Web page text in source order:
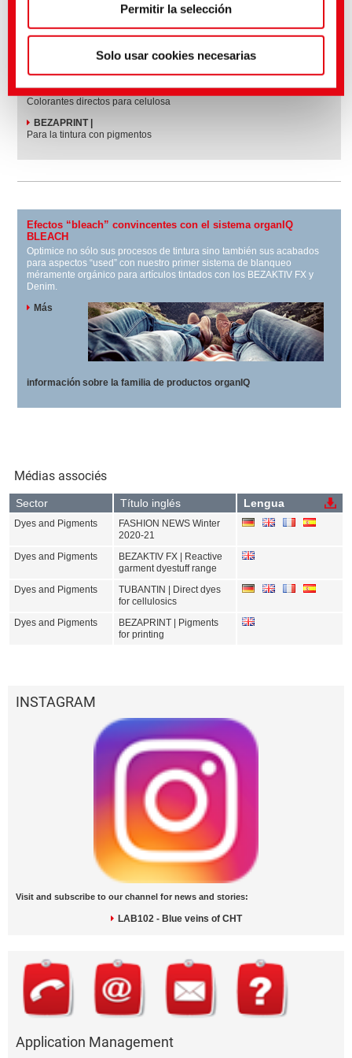
Permitir la selección
Solo usar cookies necesarias
Sus soluciones de colorantes para todas las exigencias
BEZAKTIV FX |
TUBANTIN |
Colorantes directos para celulosa
BEZAPRINT |
Para la tintura con pigmentos
Efectos “bleach” convincentes con el sistema organIQ
BLEACH
Optimice no sólo sus procesos de tintura sino también sus acabados
para aspectos “used” con nuestro primer sistema de blanqueo
méramente orgánico para artículos tintados con los BEZAKTIV FX y
Denim.
Más
información sobre la familia de productos organIQ
Médias associés
Sector Título inglés Lengua
Dyes and Pigments
FASHION NEWS Winter
2020-21
Dyes and Pigments
BEZAKTIV FX | Reactive
garment dyestuff range
Dyes and Pigments
TUBANTIN | Direct dyes
for cellulosics
Dyes and Pigments
BEZAPRINT | Pigments
for printing
INSTAGRAM
Visit and subscribe to our channel for news and stories:
LAB102 - Blue veins of CHT
Application Management